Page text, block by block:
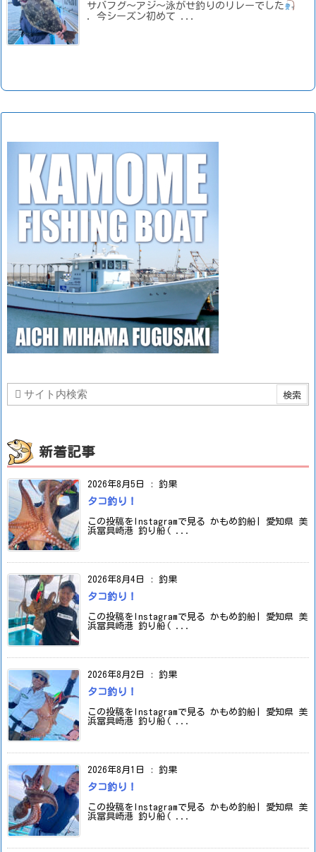
サバフグ～アジ～泳がせ釣りのリレーでした
. 今シーズン初めて ...
新着記事
2026年8月5日 : 釣果
タコ釣り！
この投稿をInstagramで見る かもめ釣船| 愛知県 美
浜冨具崎港 釣り船( ...
2026年8月4日 : 釣果
タコ釣り！
この投稿をInstagramで見る かもめ釣船| 愛知県 美
浜冨具崎港 釣り船( ...
2026年8月2日 : 釣果
タコ釣り！
この投稿をInstagramで見る かもめ釣船| 愛知県 美
浜冨具崎港 釣り船( ...
2026年8月1日 : 釣果
タコ釣り！
この投稿をInstagramで見る かもめ釣船| 愛知県 美
浜冨具崎港 釣り船( ...